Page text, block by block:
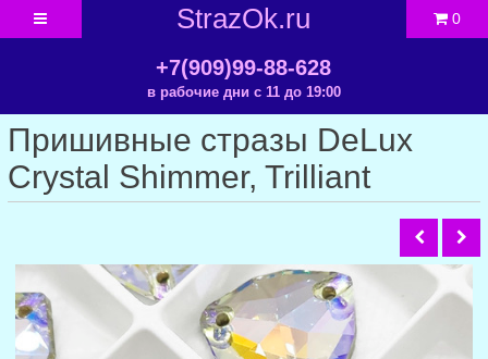
StrazOk.ru
+7(909)99-88-628
в рабочие дни с 11 до 19:00
0
Пришивные стразы DeLux
Crystal Shimmer, Trilliant